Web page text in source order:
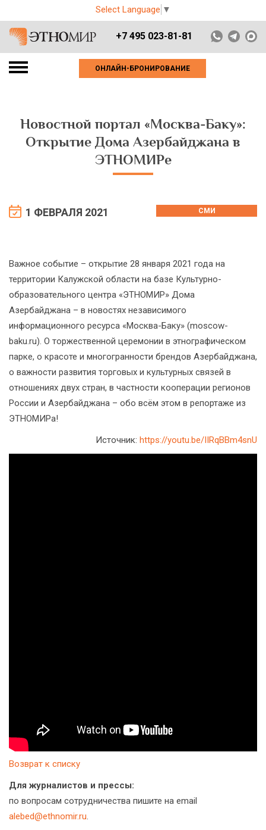
Select Language ▼
+7 495 023-81-81
ОНЛАЙН-БРОНИРОВАНИЕ
Новостной портал «Москва-Баку»:
Открытие Дома Азербайджана в
ЭТНОМИРе
1 ФЕВРАЛЯ 2021 СМИ
Важное событие – открытие 28 января 2021 года на
территории Калужской области на базе Культурно-
образовательного центра «ЭТНОМИР» Дома
Азербайджана – в новостях независимого
информационного ресурса «Москва-Баку» (moscow-
baku.ru). О торжественной церемонии в этнографическом
парке, о красоте и многогранности брендов Азербайджана,
о важности развития торговых и культурных связей в
отношениях двух стран, в частности кооперации регионов
России и Азербайджана – обо всём этом в репортаже из
ЭТНОМИРа!
Источник: https://youtu.be/IIRqBBm4snU
Возврат к списку
Для журналистов и прессы:
по вопросам сотрудничества пишите на email
alebed@ethnomir.ru.